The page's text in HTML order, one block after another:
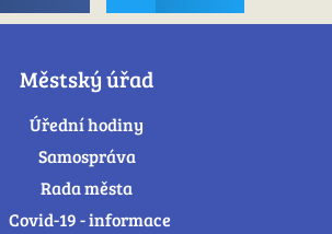
Městský úřad
Úřední hodiny
Samospráva
Rada města
Covid-19 - informace